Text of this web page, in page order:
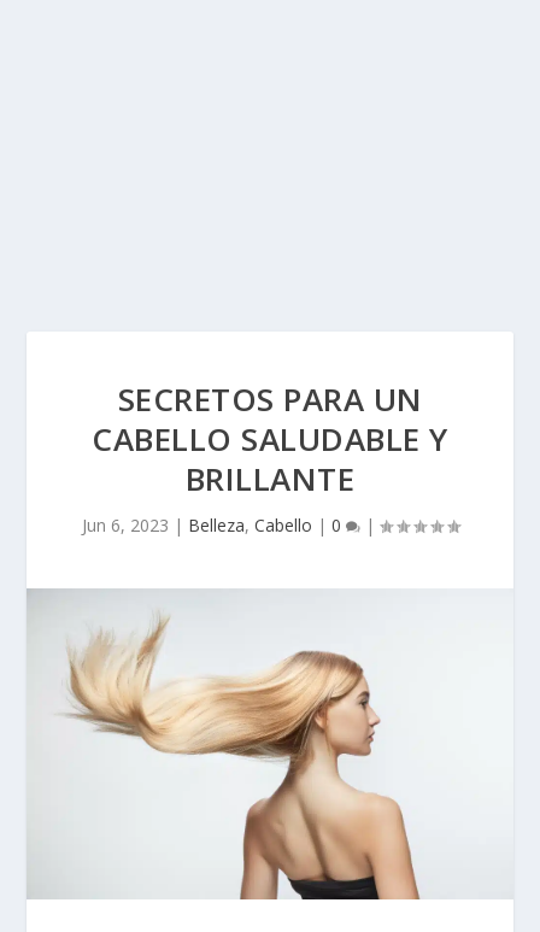
SECRETOS PARA UN
CABELLO SALUDABLE Y
BRILLANTE
Jun 6, 2023 | Belleza, Cabello | 0 |